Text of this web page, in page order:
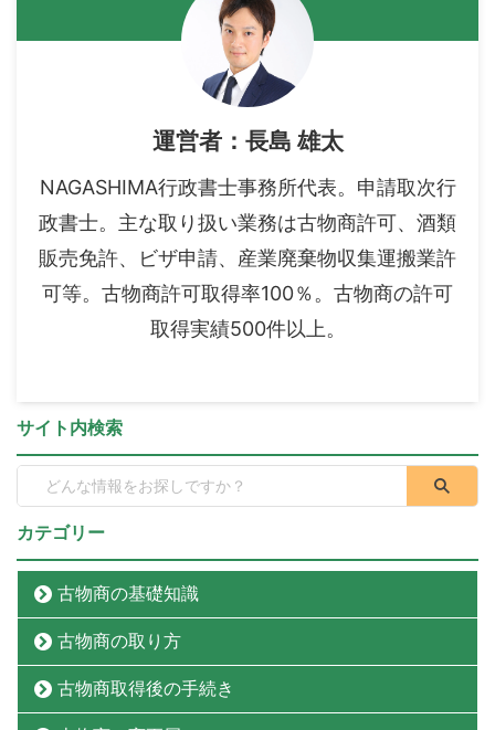
運営者：長島 雄太
NAGASHIMA行政書士事務所代表。申請取次行
政書士。主な取り扱い業務は古物商許可、酒類
販売免許、ビザ申請、産業廃棄物収集運搬業許
可等。古物商許可取得率100％。古物商の許可
取得実績500件以上。
サイト内検索
カテゴリー
古物商の基礎知識
古物商の取り方
古物商取得後の手続き